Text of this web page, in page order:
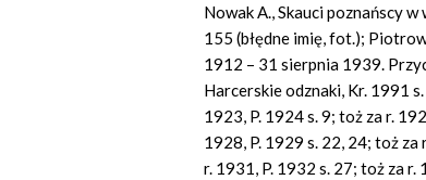
Nowak A., Skauci poznańscy
155 (błędne imię, fot.);
1912 – 31 sierpnia 1939.
Harcerskie odznaki, Kr. 1991
1923, P. 1924 s. 9; toż za r.
1928, P. 1929 s. 22, 24; toż za
r. 1931, P. 1932 s. 27; toż za r.